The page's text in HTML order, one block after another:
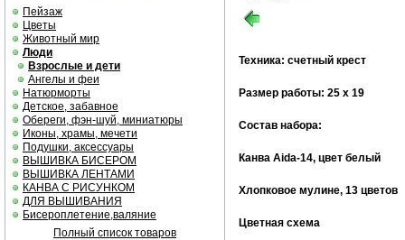
Пейзаж
Цветы
Животный мир
Люди
Взрослые и дети
Ангелы и феи
Натюрморты
Детское, забавное
Обереги, фэн-шуй, миниатюры
Иконы, храмы, мечети
Подушки, аксессуары
ВЫШИВКА БИСЕРОМ
ВЫШИВКА ЛЕНТАМИ
КАНВА С РИСУНКОМ
ДЛЯ ВЫШИВАНИЯ
Бисероплетение,валяние
Полный список товаров
Техника: счетный крест
Размер работы: 25 х 19
Состав набора:
Канва Aida-14, цвет белый
Хлопковое мулине, 13 цветов
Цветная схема